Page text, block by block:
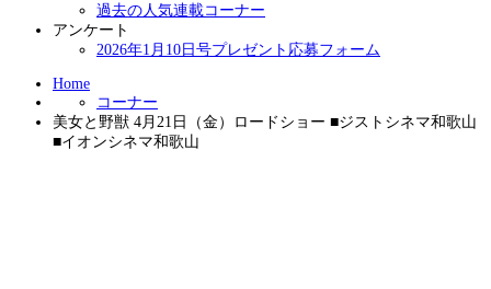
過去の人気連載コーナー
アンケート
2026年1月10日号プレゼント応募フォーム
Home
コーナー
美女と野獣 4月21日（金）ロードショー ■ジストシネマ和歌山
■イオンシネマ和歌山